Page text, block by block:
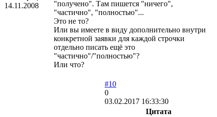
14.11.2008
"получено". Там пишется "ничего",
"частично", "полностью"...
Это не то?
Или вы имеете в виду дополнительно внутри
конкретной заявки для каждой строчки
отдельно писать ещё это
"частично"/"полностью"?
Или что?
#10
0
03.02.2017 16:33:30
Цитата